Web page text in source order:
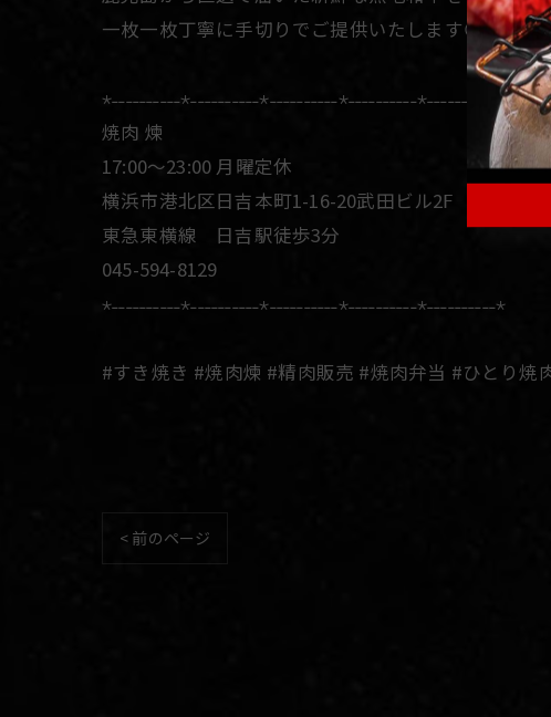
一枚一枚丁寧に手切りでご提供いたします😌
⋆˗˗˗˗˗˗˗˗˗˗⋆˗˗˗˗˗˗˗˗˗˗⋆˗˗˗˗˗˗˗˗˗˗⋆˗˗˗˗˗˗˗˗˗˗⋆˗˗˗˗˗˗˗˗˗˗⋆
焼肉 煉
17:00〜23:00 月曜定休
横浜市港北区日吉本町1-16-20武田ビル2𝖥
東急東横線 日吉駅徒歩3分
045-594-8129
⋆˗˗˗˗˗˗˗˗˗˗⋆˗˗˗˗˗˗˗˗˗˗⋆˗˗˗˗˗˗˗˗˗˗⋆˗˗˗˗˗˗˗˗˗˗⋆˗˗˗˗˗˗˗˗˗˗⋆
#すき焼き #焼肉煉 #精肉販売 #焼肉弁当 #ひとり焼
< 前のページ